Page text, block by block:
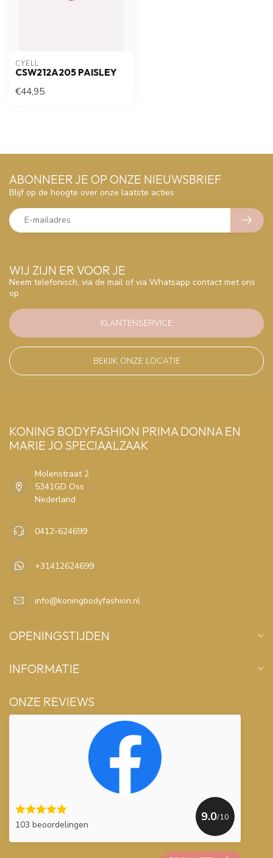
CYELL
CSW212A205 PAISLEY
€44,95
WIJ ZIJN ER VOOR JE
Neem telefonisch, via de mail of via Whatsapp contact met ons
op
KLANTENSERVICE
BEKIJK ONZE LOCATIE
ABONNEER JE OP ONZE NIEUWSBRIEF
Blijf op de hoogte over onze laatste acties
KONING BODYFASHION PRIMA DONNA EN
MARIE JO SPECIAALZAAK
Molenstraat 2
5341GD Oss
Nederland
0412-624699
+31412624699
info@koningbodyfashion.nl
OPENINGSTIJDEN
INFORMATIE
ONZE REVIEWS
103 beoordelingen
9.0/10